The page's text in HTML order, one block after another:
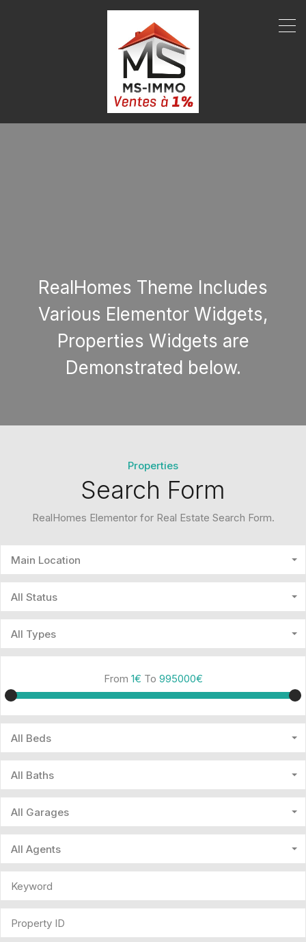
RealHomes Theme Includes
Various Elementor Widgets,
Properties Widgets are
Demonstrated below.
Properties
Search Form
RealHomes Elementor for Real Estate Search Form.
Main Location
All Status
All Types
From 1€ To 995000€
All Beds
All Baths
All Garages
All Agents